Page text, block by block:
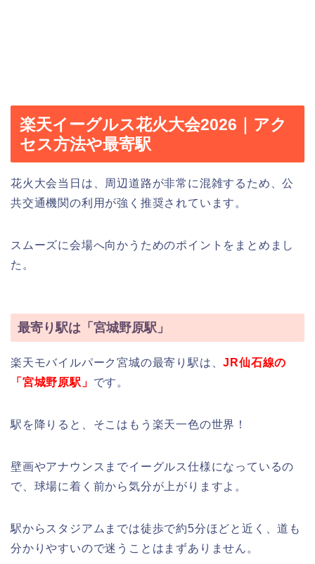
楽天イーグルス花火大会2026｜アク
セス方法や最寄駅
花火大会当日は、周辺道路が非常に混雑するため、公
共交通機関の利用が強く推奨されています。
スムーズに会場へ向かうためのポイントをまとめまし
た。
最寄り駅は「宮城野原駅」
楽天モバイルパーク宮城の最寄り駅は、JR仙石線の
「宮城野原駅」 です。
駅を降りると、そこはもう楽天一色の世界！
壁画やアナウンスまでイーグルス仕様になっているの
で、球場に着く前から気分が上がりますよ。
駅からスタジアムまでは徒歩で約5分ほどと近く、道も
分かりやすいので迷うことはまずありません。